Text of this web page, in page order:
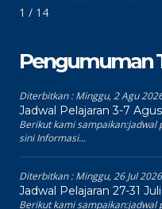
1 / 14
Pengumuman
Diterbitkan :Minggu, 2 Agu
Jadwal Pelajaran 3-7
Berikut kami sampaikan:jadwal
sini Informasi...
Diterbitkan :Minggu, 26 Jul 2026
Jadwal Pelajaran 27-31
Berikut kami sampaikan:jadwal